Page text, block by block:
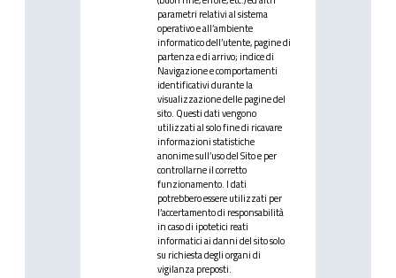
parametri relativi al sistema
operativo e all’ambiente
informatico dell’utente, pagine di
partenza e di arrivo; indice di
Navigazione e comportamenti
identificativi durante la
visualizzazione delle pagine del
sito. Questi dati vengono
utilizzati al solo fine di ricavare
informazioni statistiche
anonime sull’uso del Sito e per
controllarne il corretto
funzionamento. I dati
potrebbero essere utilizzati per
l’accertamento di responsabilità
in caso di ipotetici reati
informatici ai danni del sito solo
su richiesta degli organi di
vigilanza preposti.